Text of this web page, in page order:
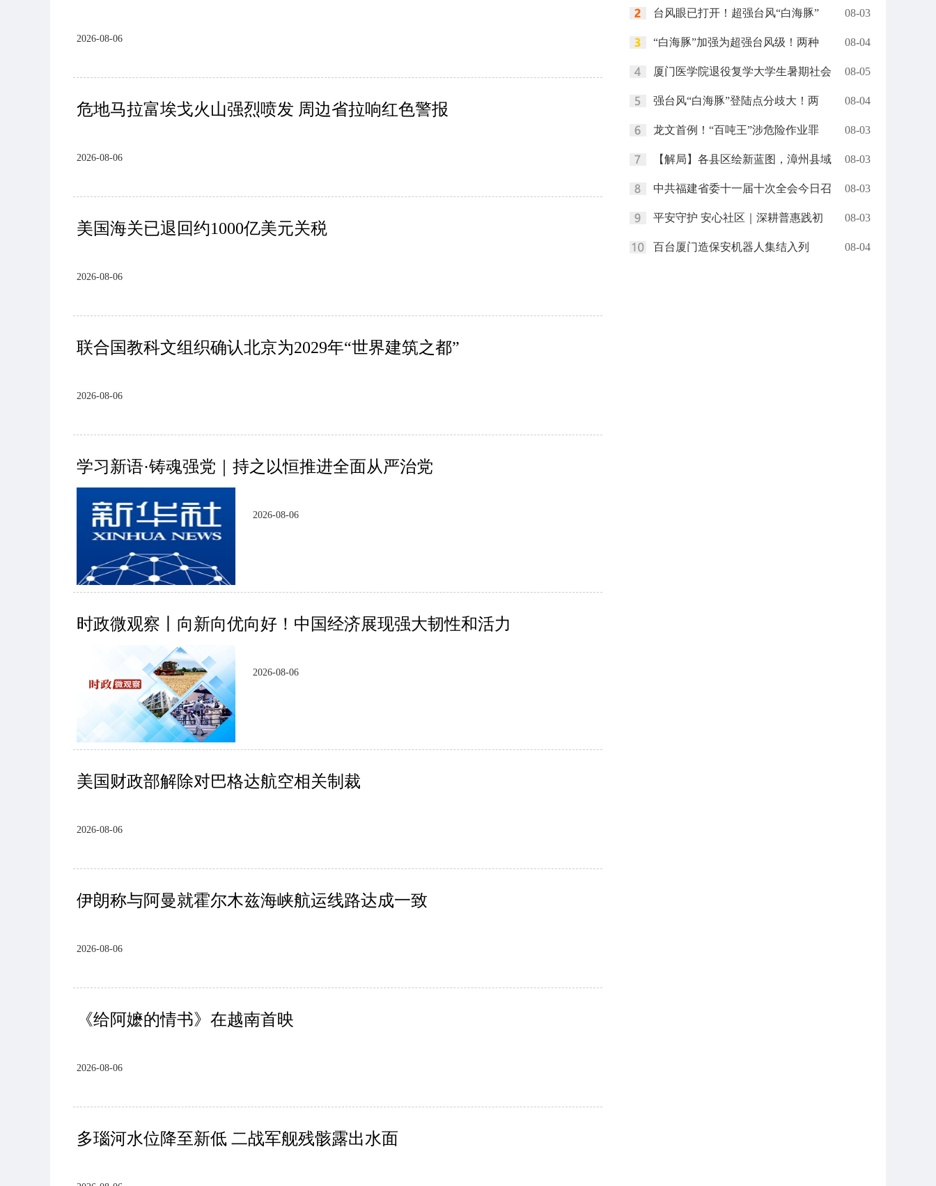
2026-08-06
危地马拉富埃戈火山强烈喷发 周边省拉响红色警报
2026-08-06
美国海关已退回约1000亿美元关税
2026-08-06
联合国教科文组织确认北京为2029年“世界建筑之都”
2026-08-06
学习新语·铸魂强党｜持之以恒推进全面从严治党
2026-08-06
时政微观察丨向新向优向好！中国经济展现强大韧性和活力
2026-08-06
美国财政部解除对巴格达航空相关制裁
2026-08-06
伊朗称与阿曼就霍尔木兹海峡航运线路达成一致
2026-08-06
《给阿嬷的情书》在越南首映
2026-08-06
多瑙河水位降至新低 二战军舰残骸露出水面
台风眼已打开！超强台风“白海豚” 08-03
“白海豚”加强为超强台风级！两种 08-04
厦门医学院退役复学大学生暑期社会 08-05
强台风“白海豚”登陆点分歧大！两 08-04
龙文首例！“百吨王”涉危险作业罪 08-03
【解局】各县区绘新蓝图，漳州县域 08-03
中共福建省委十一届十次全会今日召 08-03
平安守护 安心社区｜深耕普惠践初 08-03
百台厦门造保安机器人集结入列 08-04